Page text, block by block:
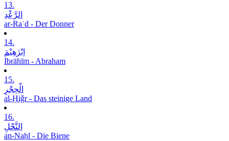
13.
الرَّعْدِ
ar-Raʿd - Der Donner
14.
اِبْرٰھِیْمَ
Ibrāhīm - Abraham
15.
الْحِجْرِ
al-Ḥiǧr - Das steinige Land
16.
النَّحْلِ
an-Naḥl - Die Biene